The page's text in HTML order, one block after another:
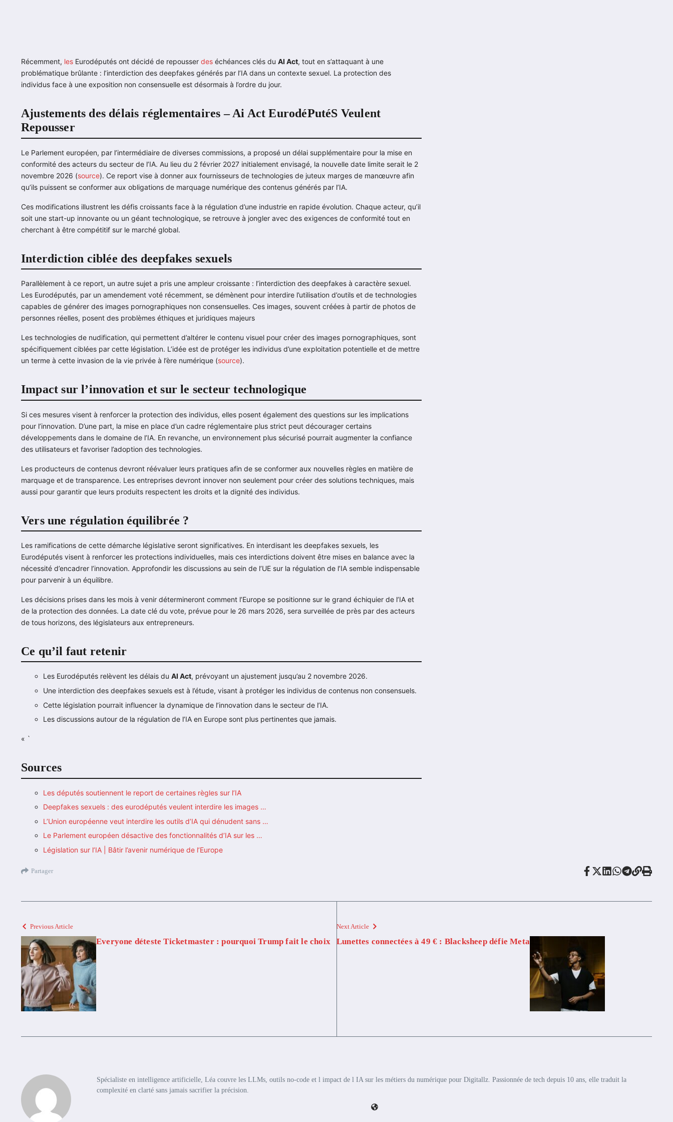
Récemment, les Eurodéputés ont décidé de repousser des échéances clés du AI Act, tout en s’attaquant à une
problématique brûlante : l’interdiction des deepfakes générés par l’IA dans un contexte sexuel. La protection des
individus face à une exposition non consensuelle est désormais à l’ordre du jour.
Ajustements des délais réglementaires – Ai Act EurodéPutéS Veulent
Repousser
Le Parlement européen, par l’intermédiaire de diverses commissions, a proposé un délai supplémentaire pour la mise en
conformité des acteurs du secteur de l’IA. Au lieu du 2 février 2027 initialement envisagé, la nouvelle date limite serait le 2
novembre 2026 (source). Ce report vise à donner aux fournisseurs de technologies de juteux marges de manœuvre afin
qu’ils puissent se conformer aux obligations de marquage numérique des contenus générés par l’IA.
Ces modifications illustrent les défis croissants face à la régulation d’une industrie en rapide évolution. Chaque acteur, qu’il
soit une start-up innovante ou un géant technologique, se retrouve à jongler avec des exigences de conformité tout en
cherchant à être compétitif sur le marché global.
Interdiction ciblée des deepfakes sexuels
Parallèlement à ce report, un autre sujet a pris une ampleur croissante : l’interdiction des deepfakes à caractère sexuel.
Les Eurodéputés, par un amendement voté récemment, se démènent pour interdire l’utilisation d’outils et de technologies
capables de générer des images pornographiques non consensuelles. Ces images, souvent créées à partir de photos de
personnes réelles, posent des problèmes éthiques et juridiques majeurs
Les technologies de nudification, qui permettent d’altérer le contenu visuel pour créer des images pornographiques, sont
spécifiquement ciblées par cette législation. L’idée est de protéger les individus d’une exploitation potentielle et de mettre
un terme à cette invasion de la vie privée à l’ère numérique (source).
Impact sur l’innovation et sur le secteur technologique
Si ces mesures visent à renforcer la protection des individus, elles posent également des questions sur les implications
pour l’innovation. D’une part, la mise en place d’un cadre réglementaire plus strict peut décourager certains
développements dans le domaine de l’IA. En revanche, un environnement plus sécurisé pourrait augmenter la confiance
des utilisateurs et favoriser l’adoption des technologies.
Les producteurs de contenus devront réévaluer leurs pratiques afin de se conformer aux nouvelles règles en matière de
marquage et de transparence. Les entreprises devront innover non seulement pour créer des solutions techniques, mais
aussi pour garantir que leurs produits respectent les droits et la dignité des individus.
Vers une régulation équilibrée ?
Les ramifications de cette démarche législative seront significatives. En interdisant les deepfakes sexuels, les
Eurodéputés visent à renforcer les protections individuelles, mais ces interdictions doivent être mises en balance avec la
nécessité d’encadrer l’innovation. Approfondir les discussions au sein de l’UE sur la régulation de l’IA semble indispensable
pour parvenir à un équilibre.
Les décisions prises dans les mois à venir détermineront comment l’Europe se positionne sur le grand échiquier de l’IA et
de la protection des données. La date clé du vote, prévue pour le 26 mars 2026, sera surveillée de près par des acteurs
de tous horizons, des législateurs aux entrepreneurs.
Ce qu’il faut retenir
Les Eurodéputés relèvent les délais du AI Act, prévoyant un ajustement jusqu’au 2 novembre 2026.
Une interdiction des deepfakes sexuels est à l’étude, visant à protéger les individus de contenus non consensuels.
Cette législation pourrait influencer la dynamique de l’innovation dans le secteur de l’IA.
Les discussions autour de la régulation de l’IA en Europe sont plus pertinentes que jamais.
« `
Sources
Les députés soutiennent le report de certaines règles sur l’IA
Deepfakes sexuels : des eurodéputés veulent interdire les images …
L’Union européenne veut interdire les outils d’IA qui dénudent sans …
Le Parlement européen désactive des fonctionnalités d’IA sur les …
Législation sur l’IA | Bâtir l’avenir numérique de l’Europe
Partager
Previous Article
Everyone déteste Ticketmaster : pourquoi Trump fait le choix
Next Article
Lunettes connectées à 49 € : Blacksheep défie Meta
Spécialiste en intelligence artificielle, Léa couvre les LLMs, outils no-code et l impact de l IA sur les métiers du numérique pour Digitallz. Passionnée de tech depuis 10 ans, elle traduit la
complexité en clarté sans jamais sacrifier la précision.